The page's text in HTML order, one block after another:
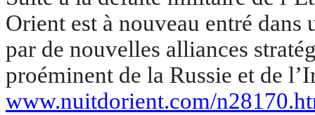
Orient est à nouveau entré dans
par de nouvelles alliances
proéminent de la Russie et de
www.nuitdorient.com/